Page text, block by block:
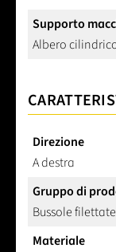
Supporto
Albero
Direzione
A destra
Gruppo di
Bussole
Materiale